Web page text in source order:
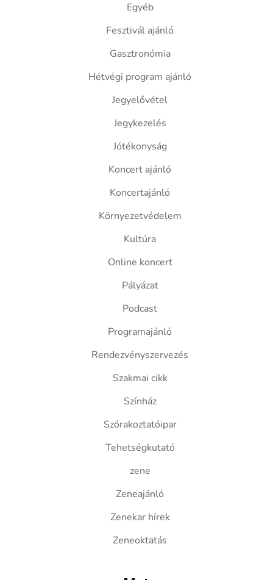
Egyéb
Fesztivál ajánló
Gasztronómia
Hétvégi program ajánló
Jegyelővétel
Jegykezelés
Jótékonyság
Koncert ajánló
Koncertajánló
Környezetvédelem
Kultúra
Online koncert
Pályázat
Podcast
Programajánló
Rendezvényszervezés
Szakmai cikk
Színház
Szórakoztatóipar
Tehetségkutató
zene
Zeneajánló
Zenekar hírek
Zeneoktatás